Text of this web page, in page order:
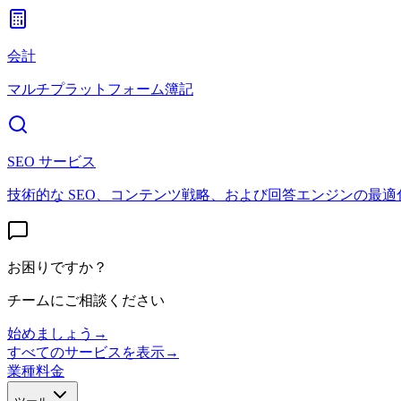
会計
マルチプラットフォーム簿記
SEO サービス
技術的な SEO、コンテンツ戦略、および回答エンジンの最適
お困りですか？
チームにご相談ください
始めましょう →
すべてのサービスを表示→
業種料金